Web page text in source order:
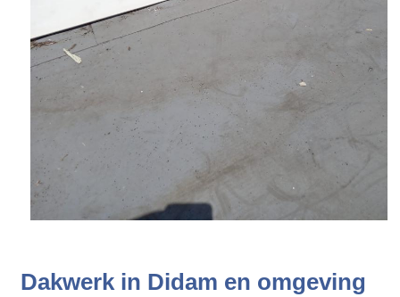
Dakwerk in Didam en omgeving